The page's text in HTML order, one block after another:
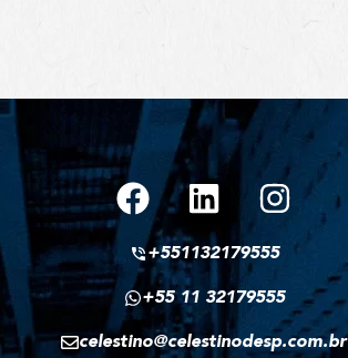
+551132179555
+55 11 32179555
celestino@celestinodesp.com.br